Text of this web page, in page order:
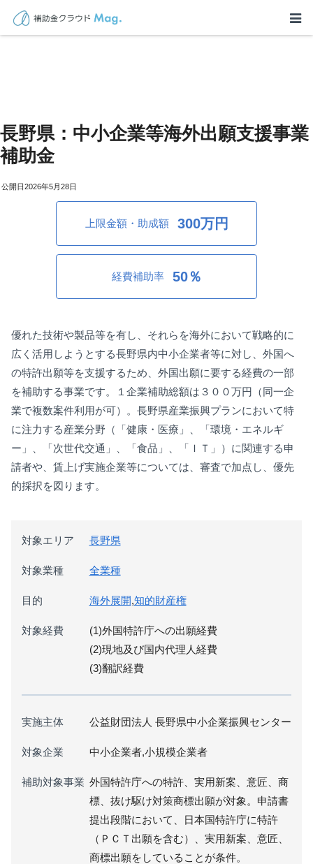
長野県：中小企業等海外出願支援事業
補助金
2026年5月28日
上限金額・助成額 300万円
経費補助率 50％
優れた技術や製品等を有し、それらを海外において戦略的に
広く活用しようとする長野県内中小企業者等に対し、外国へ
の特許出願等を支援するため、外国出願に要する経費の一部
を補助する事業です。１企業補助総額は３００万円（同一企
業で複数案件利用が可）。長野県産業振興プランにおいて特
に注力する産業分野（「健康・医療」、「環境・エネルギ
ー」、「次世代交通」、「食品」、「ＩＴ」）に関連する申
請者や、賃上げ実施企業等については、審査で加点し、優先
的採択を図ります。
対象エリア 長野県
対象業種 全業種
目的 海外展開,知的財産権
対象経費
(1)外国特許庁への出願経費
(2)現地及び国内代理人経費
(3)翻訳経費
実施主体 公益財団法人 長野県中小企業振興センター
対象企業 中小企業者,小規模企業者
補助対象事業 外国特許庁への特許、実用新案、意匠、商
標、抜け駆け対策商標出願が対象。申請書
提出段階において、日本国特許庁に特許
（ＰＣＴ出願を含む）、実用新案、意匠、
商標出願をしていることが条件。